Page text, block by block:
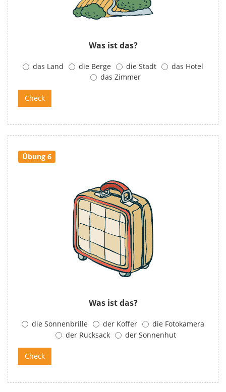
Was ist das?
das Land die Berge die Stadt
das Hotel
das Zimmer
Übung 6
Was ist das?
die Sonnenbrille der Koffer
die Fotokamera
der Rucksack
der Sonnenhut